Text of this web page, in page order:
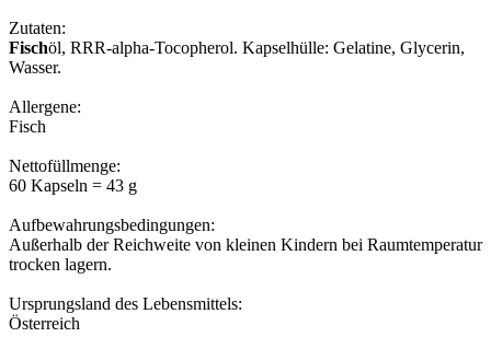
Zutaten:
Fischöl, RRR-alpha-Tocopherol. Kapselhülle: Gelatine, Glycerin,
Wasser.
Allergene:
Fisch
Nettofüllmenge:
60 Kapseln = 43 g
Aufbewahrungsbedingungen:
Außerhalb der Reichweite von kleinen Kindern bei Raumtemperatur
trocken lagern.
Ursprungsland des Lebensmittels:
Österreich